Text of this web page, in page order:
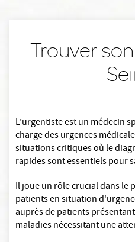
Trouver
L’urgentiste est un médecin
charge des urgences
situations critiques où le
rapides sont essentiels pour
Il joue un rôle crucial dans le
patients en situation
auprès de patients
maladies nécessitant une